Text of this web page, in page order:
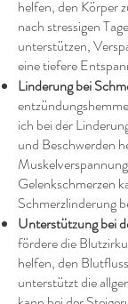
helfen, den Körper
nach stressigen
unterstützen,
eine tiefere
Linderung bei
ich bei der
und Beschwerden
Gelenkschmerzen
Schmerzlinderung
Unterstützung bei
fördere die
helfen, den
unterstützt die